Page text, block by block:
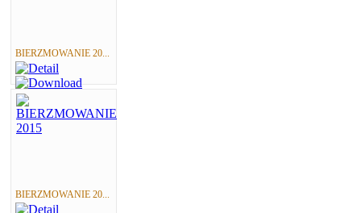
BIERZMOWANIE 20...
BIERZMOWANIE 20...